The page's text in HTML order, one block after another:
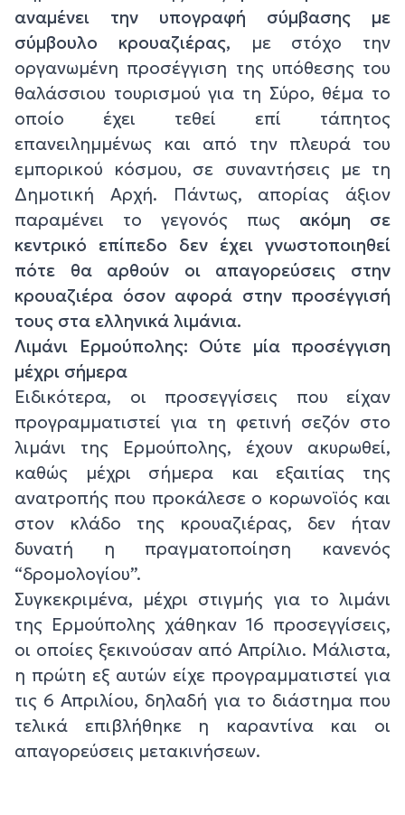
αναμένει την υπογραφή σύμβασης με
σύμβουλο κρουαζιέρας, με στόχο την
οργανωμένη προσέγγιση της υπόθεσης του
θαλάσσιου τουρισμού για τη Σύρο, θέμα το
οποίο έχει τεθεί επί τάπητος
επανειλημμένως και από την πλευρά του
εμπορικού κόσμου, σε συναντήσεις με τη
Δημοτική Αρχή. Πάντως, απορίας άξιον
παραμένει το γεγονός πως ακόμη σε
κεντρικό επίπεδο δεν έχει γνωστοποιηθεί
πότε θα αρθούν οι απαγορεύσεις στην
κρουαζιέρα όσον αφορά στην προσέγγισή
τους στα ελληνικά λιμάνια.
Λιμάνι Ερμούπολης: Ούτε μία προσέγγιση
μέχρι σήμερα
Ειδικότερα, οι προσεγγίσεις που είχαν
προγραμματιστεί για τη φετινή σεζόν στο
λιμάνι της Ερμούπολης, έχουν ακυρωθεί,
καθώς μέχρι σήμερα και εξαιτίας της
ανατροπής που προκάλεσε ο κορωνοϊός και
στον κλάδο της κρουαζιέρας, δεν ήταν
δυνατή η πραγματοποίηση κανενός
“δρομολογίου”.
Συγκεκριμένα, μέχρι στιγμής για το λιμάνι
της Ερμούπολης χάθηκαν 16 προσεγγίσεις,
οι οποίες ξεκινούσαν από Απρίλιο. Μάλιστα,
η πρώτη εξ αυτών είχε προγραμματιστεί για
τις 6 Απριλίου, δηλαδή για το διάστημα που
τελικά επιβλήθηκε η καραντίνα και οι
απαγορεύσεις μετακινήσεων.